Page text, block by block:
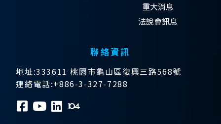
重大消息
法說會訊息
聯絡資訊
地址:333611 桃園市龜山區復興三路568號
連絡電話:+886-3-327-7288